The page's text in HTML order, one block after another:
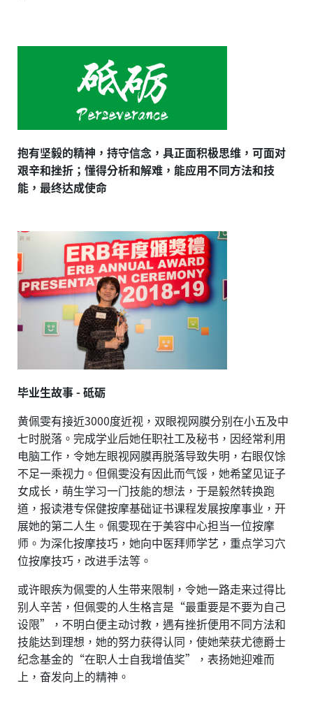
抱有坚毅的精神，持守信念，具正面积极思维，可面对
艰辛和挫折；懂得分析和解难，能应用不同方法和技
能，最终达成使命
毕业生故事 -砥砺
黄佩雯有接近3000度近视，双眼视网膜分别在小五及中
七时脱落。完成学业后她任职社工及秘书，因经常利用
电脑工作，令她左眼视网膜再脱落导致失明，右眼仅馀
不足一乘视力。但佩雯没有因此而气馁，她希望见证子
女成长，萌生学习一门技能的想法，于是毅然转换跑
道，报读港专保健按摩基础证书课程发展按摩事业，开
展她的第二人生。佩雯现在于美容中心担当一位按摩
师。为深化按摩技巧，她向中医拜师学艺，重点学习穴
位按摩技巧，改进手法等。
或许眼疾为佩雯的人生带来限制，令她一路走来过得比
别人辛苦，但佩雯的人生格言是“最重要是不要为自己
设限”，不明白便主动讨教，遇有挫折便用不同方法和
技能达到理想，她的努力获得认同，使她荣获尤德爵士
纪念基金的“在职人士自我增值奖”，表扬她迎难而
上，奋发向上的精神。